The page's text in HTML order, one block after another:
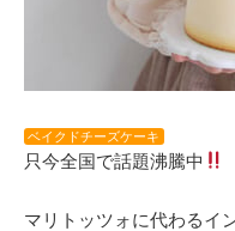
ベイクドチーズケーキ
只今全国で話題沸騰中
マリトッツォに代わるイ